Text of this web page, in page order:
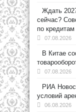
Ждать
сейчас?
по кредитам
07.08.2026
В Китае
07.08.2026
РИА
условий
06.08.2026